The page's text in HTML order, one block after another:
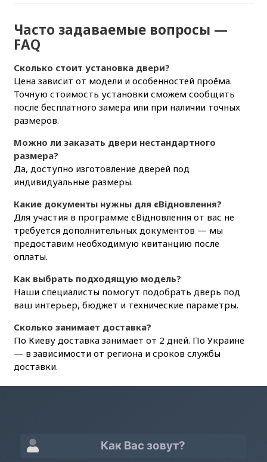
Часто задаваемые вопросы —
FAQ
Сколько стоит установка двери?
Цена зависит от модели и особенностей проёма.
Точную стоимость установки сможем сообщить
после бесплатного замера или при наличии точных
размеров.
Можно ли заказать двери нестандартного
размера?
Да, доступно изготовление дверей под
индивидуальные размеры.
Какие документы нужны для єВідновлення?
Для участия в программе єВідновлення от вас не
требуется дополнительных документов — мы
предоставим необходимую квитанцию после
оплаты.
Как выбрать подходящую модель?
Наши специалисты помогут подобрать дверь под
ваш интерьер, бюджет и технические параметры.
Сколько занимает доставка?
По Киеву доставка занимает от 2 дней. По Украине
— в зависимости от региона и сроков службы
доставки.